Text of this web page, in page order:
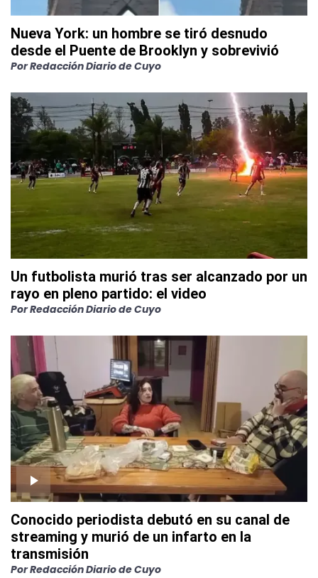
Nueva York: un hombre se tiró desnudo
desde el Puente de Brooklyn y sobrevivió
PorRedacción Diario de Cuyo
Un futbolista murió tras ser alcanzado por un
rayo en pleno partido: el video
PorRedacción Diario de Cuyo
Conocido periodista debutó en su canal de
streaming y murió de un infarto en la
transmisión
PorRedacción Diario de Cuyo